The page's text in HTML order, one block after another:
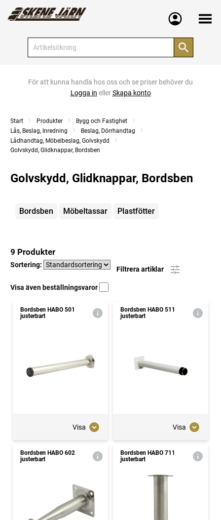
Meny
För att kunna handla hos oss och se priser behöver du
Logga in ellerSkapa konto
Start Produkter
Bygg och Fastighet
Lås, Beslag, Inredning
Beslag, Dörrhandtag
Lådhandtag, Möbelbeslag, Golvskydd
Golvskydd, Glidknappar, Bordsben
Golvskydd, Glidknappar, Bordsben
Kategorier
Bordsben Möbeltassar Plastfötter
9 Produkter
Sortering:
Filtrera artiklar
Visa även beställningsvaror
Bordsben HABO 501
justerbart
Visa
Bordsben HABO 511
justerbart
Visa
Bordsben HABO 602
justerbart
Bordsben HABO 711
justerbart